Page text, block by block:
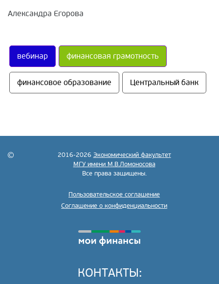
Александра Егорова
вебинар финансовая грамотность
финансовое образование Центральный банк
2016-2026 Экономический факультет
МГУ имени М.В.Ломоносова
Все права защищены.
Пользовательское соглашение
Соглашение о конфиденциальности
КОНТАКТЫ: